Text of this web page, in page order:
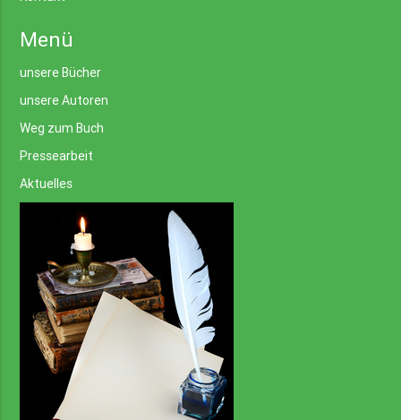
Menü
unsere Bücher
unsere Autoren
Weg zum Buch
Pressearbeit
Aktuelles